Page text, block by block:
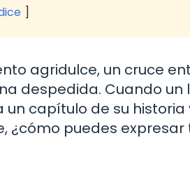
agridulce, un cruce
despedida. Cuando un
un capítulo de su
¿cómo puedes